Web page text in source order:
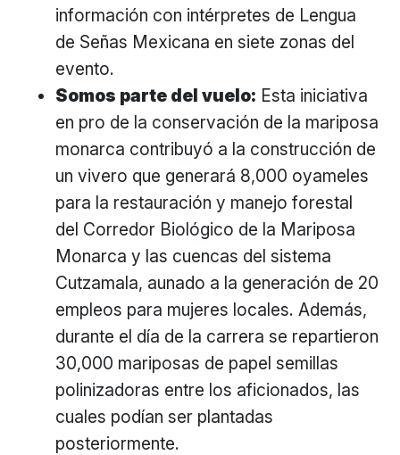
información con intérpretes de Lengua
de Señas Mexicana en siete zonas del
evento.
Somos parte del vuelo: Esta iniciativa
en pro de la conservación de la mariposa
monarca contribuyó a la construcción de
un vivero que generará 8,000 oyameles
para la restauración y manejo forestal
del Corredor Biológico de la Mariposa
Monarca y las cuencas del sistema
Cutzamala, aunado a la generación de 20
empleos para mujeres locales. Además,
durante el día de la carrera se repartieron
30,000 mariposas de papel semillas
polinizadoras entre los aficionados, las
cuales podían ser plantadas
posteriormente.